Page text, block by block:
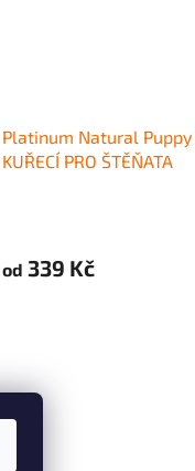
Platinum Natural Puppy
KUŘECÍ PRO ŠTĚŇATA
od 339 Kč